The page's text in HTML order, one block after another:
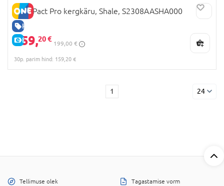
HEA HIND
E-HIND
JOIE Pact Pro kergkäru, Shale, S2308AASHA000
159,20 €
199,00 €
30p. parim hind: 159,20 €
1 24
Tellimuse olek Tagastamise vorm